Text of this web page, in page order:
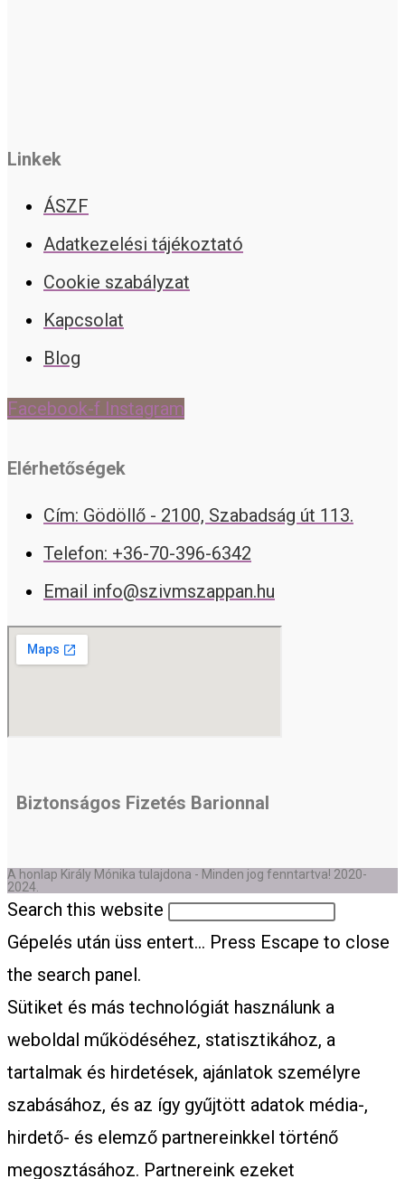
Linkek
ÁSZF
Adatkezelési tájékoztató
Cookie szabályzat
Kapcsolat
Blog
Facebook-f Instagram
Elérhetőségek
Cím: Gödöllő - 2100, Szabadság út 113.
Telefon: +36-70-396-6342
Email info@szivmszappan.hu
Biztonságos Fizetés Barionnal
A honlap Király Mónika tulajdona - Minden jog fenntartva! 2020-
2024.
Search this website
Gépelés után üss entert... Press Escape to close
the search panel.
Sütiket és más technológiát használunk a
weboldal működéséhez, statisztikához, a
tartalmak és hirdetések, ajánlatok személyre
szabásához, és az így gyűjtött adatok média-,
hirdető- és elemző partnereinkkel történő
megosztásához. Partnereink ezeket